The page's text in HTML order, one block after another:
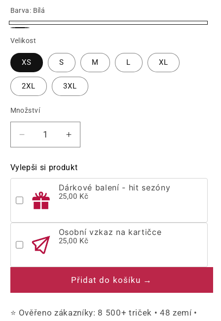
Barva: Bílá
Bílá
Velikost
XS S M L XL
2XL 3XL
Množství
Množství
Snížit
množství
produktu
Tričko
Capybara
Kokosini
Zvýšit
množství
produktu
Tričko
Capybara
Kokosini
Vylepši si produkt
Dárkové balení - hit sezóny
25,00 Kč
Osobní vzkaz na kartičce
25,00 Kč
Přidat do košíku →
⭐ Ověřeno zákazníky: 8 500+ triček • 48 zemí •